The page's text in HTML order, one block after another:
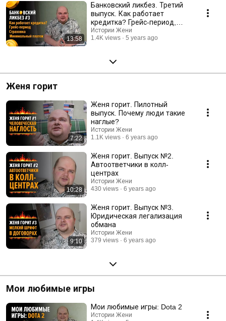
13:58
Банковский ликбез. Третий
выпуск. Как работает
кредитка? Грейс-период,
минимальный платеж,
проценты
Истории Жени
1.4K views
5 years ago
Женя горит
7:22
Женя горит. Пилотный
выпуск. Почему люди такие
наглые?
Истории Жени
1.1K views
6 years ago
10:28
Женя горит. Выпуск №2.
Автоответчики в колл-
центрах
Истории Жени
430 views
6 years ago
9:10
Женя горит. Выпуск №3.
Юридическая легализация
обмана
Истории Жени
379 views
6 years ago
Мои любимые игры
Мои любимые игры: Dota 2
Истории Жени